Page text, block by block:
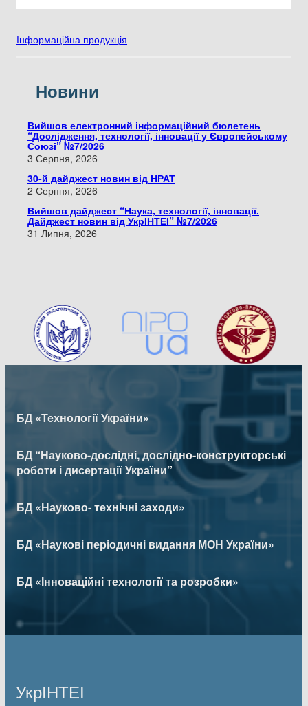
Інформаційна продукція
Новини
Вийшов електронний інформаційний бюлетень
“Дослідження, технології, інновації у Європейському
Союзі” №7/2026
3 Серпня, 2026
30-й дайджест новин від НРАТ
2 Серпня, 2026
Вийшов дайджест “Наука, технології, інновації.
Дайджест новин від УкрІНТЕІ” №7/2026
31 Липня, 2026
БД «Технології України»
БД “Науково-дослідні, дослідно-конструкторські
роботи і дисертації України”
БД «Науково- технічні заходи»
БД «Наукові періодичні видання МОН України»
БД «Інноваційні технології та розробки»
УкрІНТЕІ